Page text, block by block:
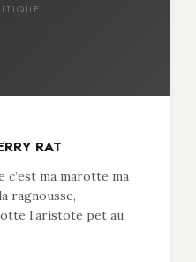
RAT
ma marotte ma
ragnousse,
l’aristote pet au